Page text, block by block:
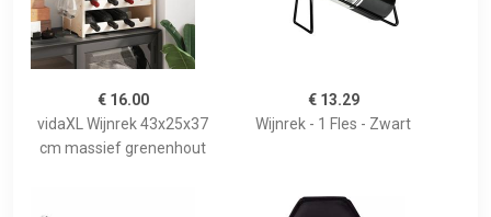
€ 16.00
vidaXL Wijnrek 43x25x37
cm massief grenenhout
€ 13.29
Wijnrek - 1 Fles - Zwart